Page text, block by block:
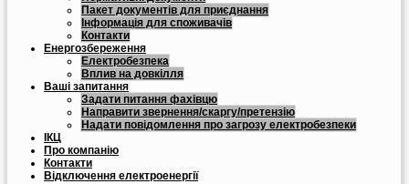
Пакет документів для приєднання
Інформація для споживачів
Контакти
Енергозбереження
Електробезпека
Вплив на довкілля
Ваші запитання
Задати питання фахівцю
Направити звернення/скаргу/претензію
Надати повідомлення про загрозу електробезпеки
ІКЦ
Про компанію
Контакти
Відключення електроенергії